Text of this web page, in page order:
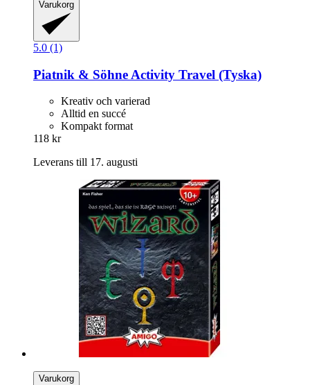
Varukorg
5.0 (1)
Piatnik & Söhne Activity Travel (Tyska)
Kreativ och varierad
Alltid en succé
Kompakt format
118 kr
Leverans till 17. augusti
Varukorg